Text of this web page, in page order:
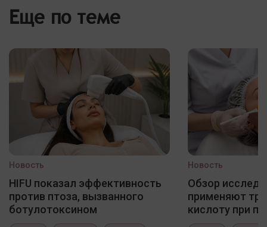
Еще по теме
Новость
HIFU показал эффективность
против птоза, вызванного
ботулотоксином
Новость
Обзор
применяют
кислоту при